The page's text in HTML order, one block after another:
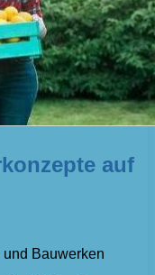
auf
Bauwerken